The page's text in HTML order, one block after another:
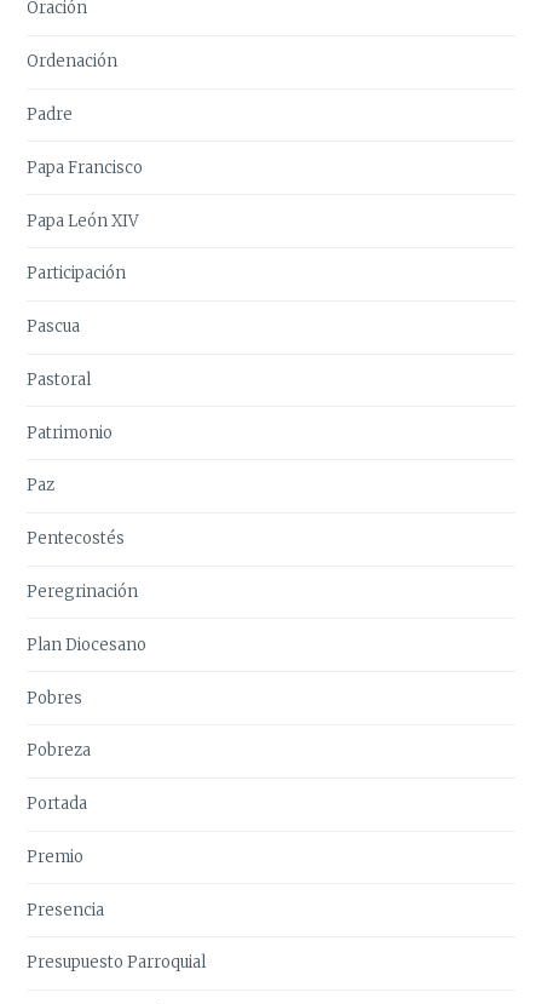
Oración
Ordenación
Padre
Papa Francisco
Papa León XIV
Participación
Pascua
Pastoral
Patrimonio
Paz
Pentecostés
Peregrinación
Plan Diocesano
Pobres
Pobreza
Portada
Premio
Presencia
Presupuesto Parroquial